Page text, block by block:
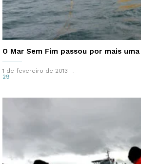
O Mar Sem Fim passou por mais uma
1 de fevereiro de 2013
29